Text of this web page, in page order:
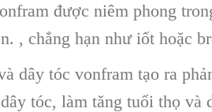
được niêm phong
, chẳng hạn như iốt hoặc
dây tóc vonfram tạo ra
tóc, làm tăng tuổi thọ và